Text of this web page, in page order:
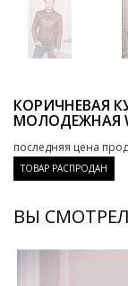
КОРИЧНЕВАЯ
МОЛОДЕЖНАЯ
последняя цена
ТОВАР РАСПРОДАН
ВЫ